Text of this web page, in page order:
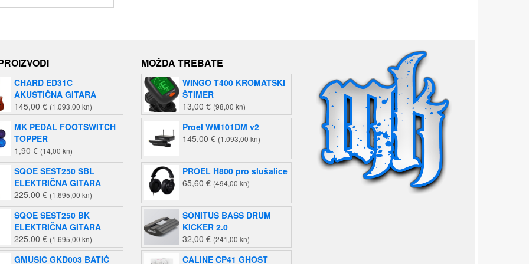
CHARD ED31C
AKUSTIČNA GITARA
145,00 € (1.093,00 kn)
MK PEDAL FOOTSWITCH
TOPPER
1,90 € (14,00 kn)
SQOE SEST250 SBL
ELEKTRIČNA GITARA
225,00 € (1.695,00 kn)
SQOE SEST250 BK
ELEKTRIČNA GITARA
225,00 € (1.695,00 kn)
GMUSIC GKD003 BATIĆ
MOŽDA TREBATE
WINGO T400 KROMATSKI
ŠTIMER
13,00 € (98,00 kn)
Proel WM101DM v2
145,00 € (1.093,00 kn)
PROEL H800 pro slušalice
65,60 € (494,00 kn)
SONITUS BASS DRUM
KICKER 2.0
32,00 € (241,00 kn)
CALINE CP41 GHOST